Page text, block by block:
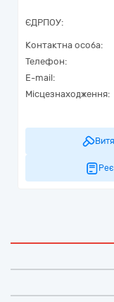
ЄДРПОУ:
Контактна особа:
Телефон:
E-mail:
Місцезнаходження: